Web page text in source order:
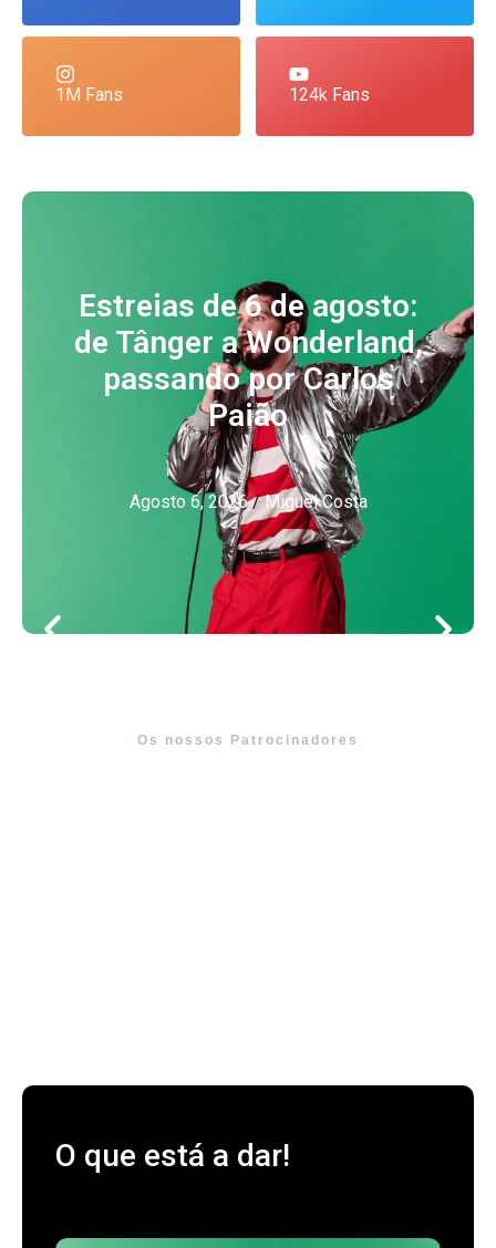
1M Fans 124k Fans
Estreias de 6 de agosto:
de Tânger a Wonderland,
passando por Carlos
Paião
Agosto 6, 2026 / Miguel Costa
Os nossos Patrocinadores
O que está a dar!